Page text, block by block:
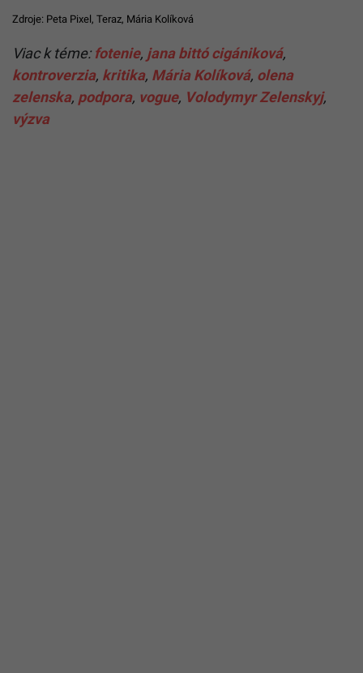
Zdroje: Peta Pixel, Teraz, Mária Kolíková
Viac k téme: fotenie, jana bittó cigániková,
kontroverzia, kritika, Mária Kolíková, olena
zelenska, podpora, vogue, Volodymyr Zelenskyj,
výzva